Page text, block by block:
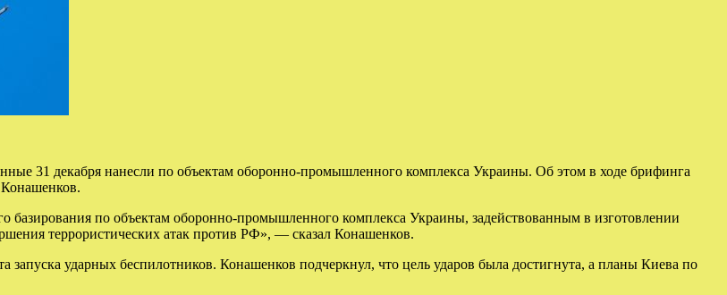
31 декабря нанесли по объектам оборонно-промышленного комплекса Украины. Об этом в ходе брифинга
Конашенков.
по объектам оборонно-промышленного комплекса Украины, задействованным в изготовлении
террористических атак против РФ», — сказал Конашенков.
ударных беспилотников. Конашенков подчеркнул, что цель ударов была достигнута, а планы Киева по